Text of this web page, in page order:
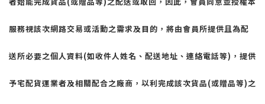
服務視該次網路交易或活動之需求及目的，將由會員所提供且為配
送所必要之個人資料(如收件人姓名、配送地址、連絡電話等) ，提供
予宅配貨運業者及相關配合之廠商，以利完成該次貨品(或贈品等)之